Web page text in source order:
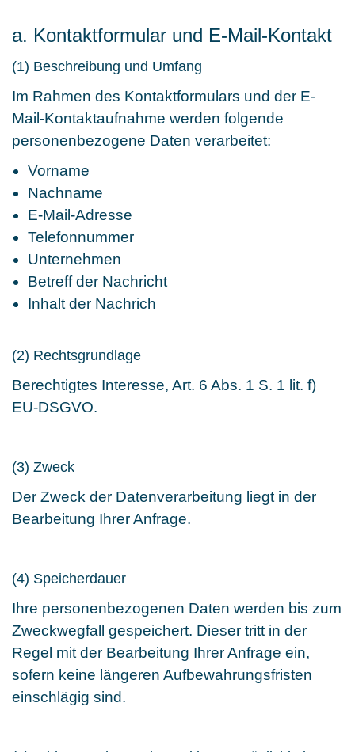
a. Kontaktformular und E-Mail-Kontakt
(1) Beschreibung und Umfang
Im Rahmen des Kontaktformulars und der E-
Mail-Kontaktaufnahme werden folgende
personenbezogene Daten verarbeitet:
Vorname
Nachname
E-Mail-Adresse
Telefonnummer
Unternehmen
Betreff der Nachricht
Inhalt der Nachrich
(2) Rechtsgrundlage
Berechtigtes Interesse, Art. 6 Abs. 1 S. 1 lit. f)
EU-DSGVO.
(3) Zweck
Der Zweck der Datenverarbeitung liegt in der
Bearbeitung Ihrer Anfrage.
(4) Speicherdauer
Ihre personenbezogenen Daten werden bis zum
Zweckwegfall gespeichert. Dieser tritt in der
Regel mit der Bearbeitung Ihrer Anfrage ein,
sofern keine längeren Aufbewahrungsfristen
einschlägig sind.